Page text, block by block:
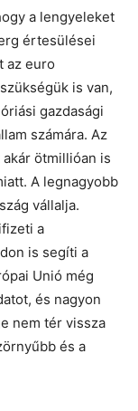
a lengyeleket
értesülései
az euro
is van,
gazdasági
számára. Az
ötmillióan is
A legnagyobb
vállalja.
a
is segíti a
Unió még
és nagyon
nem tér vissza
és a